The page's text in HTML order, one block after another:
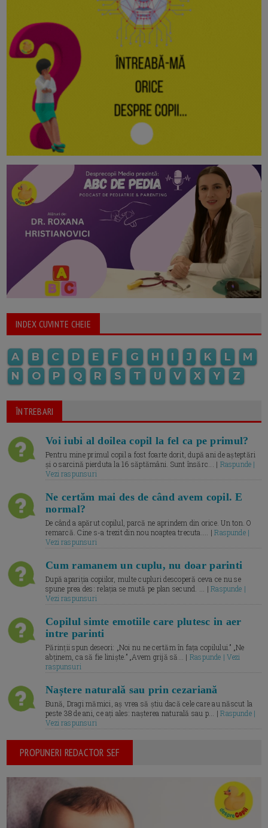
INDEX CUVINTE CHEIE
A B C D E F G H I J K L
M
N
O P Q R S T U V X Y Z
ÎNTREBARI
Voi iubi al doilea copil la fel ca pe primul?
Pentru mine primul copil a fost foarte dorit, după ani de așteptări
și o sarcină pierduta la 16 săptămâni. Sunt însărc... | Raspunde |
Vezi raspunsuri
Ne certăm mai des de când avem copil. E
normal?
De când a apărut copilul, parcă ne aprindem din orice. Un ton. O
remarcă. Cine s-a trezit din nou noaptea trecuta.... |Raspunde |
Vezi raspunsuri
Cum ramanem un cuplu, nu doar parinti
După apariția copiilor, multe cupluri descoperă ceva ce nu se
spune prea des: relația se mută pe plan secund. ... |Raspunde |
Vezi raspunsuri
Copilul simte emotiile care plutesc in aer
intre parinti
Părinții spun deseori: „Noi nu ne certăm în fața copilului.” „Ne
abținem, ca să fie liniște.” „Avem grijă să... | Raspunde | Vezi
raspunsuri
Naștere naturală sau prin cezariană
Bună, Dragi mămici, aș vrea să știu dacă cele care au născut la
peste 38 de ani, ce ați ales: nașterea naturală sau p... |Raspunde |
Vezi raspunsuri
PROPUNERI REDACTOR SEF